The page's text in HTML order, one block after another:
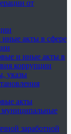
от
акты в сфере
и иные акты в
коррупции
указы
акты
муниципальные
заработной